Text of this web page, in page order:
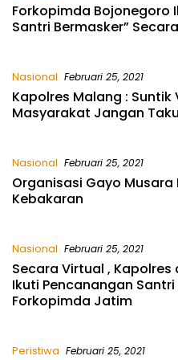
Forkopimda Bojonegoro
Santri Bermasker”
Nasional Februari 25, 2021
Kapolres Malang :
Masyarakat Jangan
Nasional Februari 25, 2021
Organisasi Gayo Musara
Kebakaran
Nasional Februari 25, 2021
Secara Virtual ,
Ikuti Pencanangan
Forkopimda Jatim
Peristiwa Februari 25, 2021